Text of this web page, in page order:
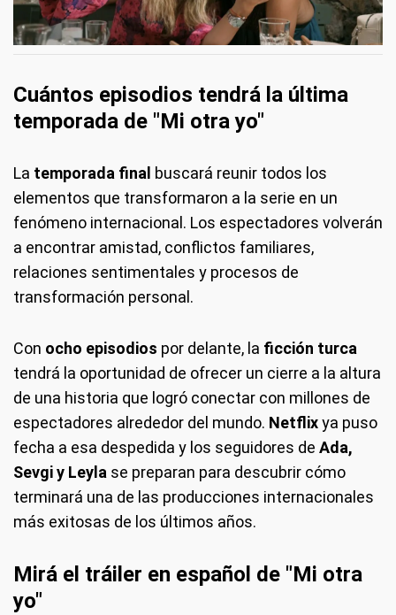
Cuántos episodios tendrá la última
temporada de "Mi otra yo"
La temporada final buscará reunir todos los
elementos que transformaron a la serie en un
fenómeno internacional. Los espectadores volverán
a encontrar amistad, conflictos familiares,
relaciones sentimentales y procesos de
transformación personal.
Con ocho episodios por delante, la ficción turca
tendrá la oportunidad de ofrecer un cierre a la altura
de una historia que logró conectar con millones de
espectadores alrededor del mundo. Netflixya puso
fecha a esa despedida y los seguidores de Ada,
Sevgi y Leyla se preparan para descubrir cómo
terminará una de las producciones internacionales
más exitosas de los últimos años.
Mirá el tráiler en español de "Mi otra
yo"